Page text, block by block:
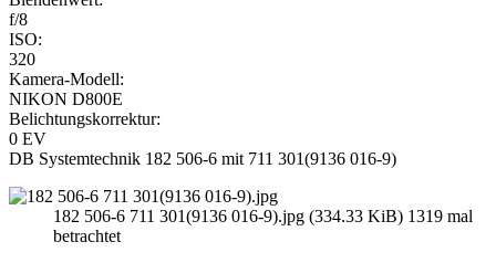
f/8
ISO:
320
Kamera-Modell:
NIKON D800E
Belichtungskorrektur:
0 EV
DB Systemtechnik 182 506-6 mit 711 301(9136 016-9)
182 506-6 711 301(9136 016-9).jpg (334.33 KiB) 1319 mal
betrachtet